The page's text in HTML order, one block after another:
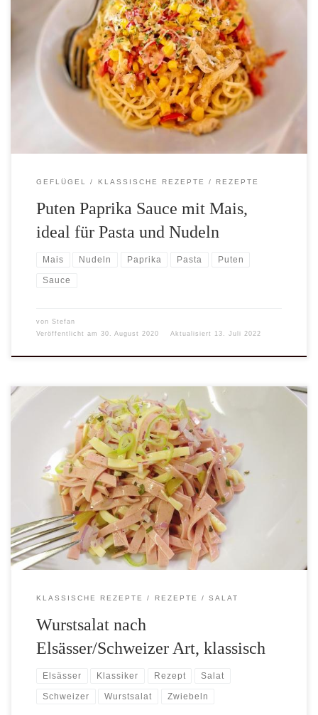
Pasta-Saucen müssen nicht immer zwangläufig mit Italien zu tun
haben. Die Puten Paprika Sauce mit Mais ist so eine Nudel-Sauce.
Die Sauce mache ich jetzt seit ca. 30 Jahren immer mal wieder,
leider fällt mir die Quelle nicht mehr ein. Es war in einer
Zeitschrift von Anfang der 90er. Das Rezept hab ich bereits schon
mehrfach auf diversen Seiten gefunden. […]
GEFLÜGEL KLASSISCHE REZEPTE REZEPTE
Puten Paprika Sauce mit Mais,
ideal für Pasta und Nudeln
Mais Nudeln Paprika Pasta Puten
Sauce
von Stefan
Veröffentlicht am 30. August 2020 Aktualisiert 13. Juli 2022
Für heiße Sommertage gibt es fast nichts besseres als einen
Wurstsalat zum Essen. Ganz egal ob klassisch, Wurstsalat nach
Elsässer Art oder andere Variationen, z. B. mit Paprika. Ein
Wurstsalat klassisch ist schnell gemacht und günstig. Der einzigste
„tricky“ Teil ist die Salatsauce. Mit dieser steht und fällt der
Geschmack. Spart hier nicht an der Qualität der Zutaten, ein guter
[…]
KLASSISCHE REZEPTE REZEPTE SALAT
Wurstsalat nach
Elsässer/Schweizer Art, klassisch
Elsässer Klassiker Rezept Salat
Schweizer Wurstsalat Zwiebeln